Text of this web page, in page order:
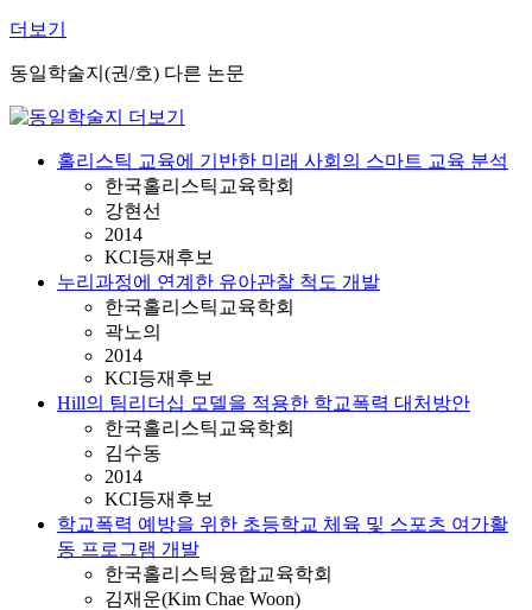
더보기
동일학술지(권/호) 다른 논문
홀리스틱 교육에 기반한 미래 사회의 스마트 교육 분석
한국홀리스틱교육학회
강현선
2014
KCI등재후보
누리과정에 연계한 유아관찰 척도 개발
한국홀리스틱교육학회
곽노의
2014
KCI등재후보
Hill의 팀리더십 모델을 적용한 학교폭력 대처방안
한국홀리스틱교육학회
김수동
2014
KCI등재후보
학교폭력 예방을 위한 초등학교 체육 및 스포츠 여가활
동 프로그램 개발
한국홀리스틱융합교육학회
김재운(Kim Chae Woon)